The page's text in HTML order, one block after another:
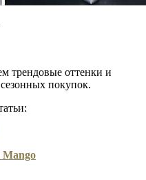
трендовые оттенки и
покупок.
Mango